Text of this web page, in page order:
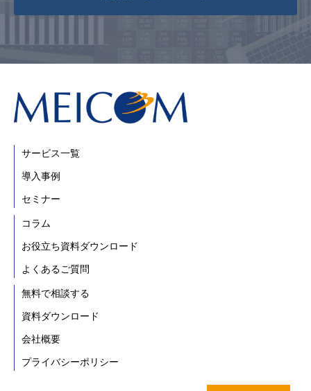
サービス一覧
導入事例
セミナー
コラム
お役立ち資料ダウンロード
よくあるご質問
無料で相談する
資料ダウンロード
会社概要
プライバシーポリシー